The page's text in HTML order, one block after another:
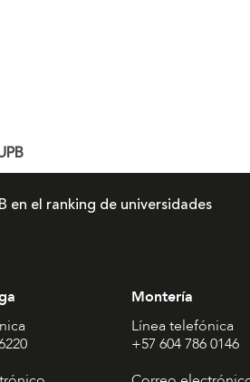
en el ranking de universidades
Montería
Línea telefónica
+57 604 786 0146